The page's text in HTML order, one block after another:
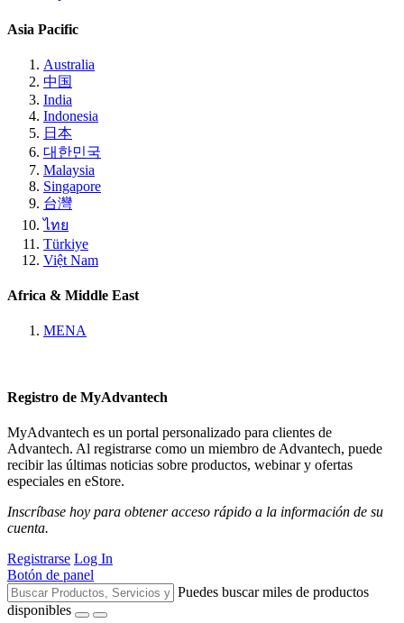
Asia Pacific
Australia
中国
India
Indonesia
日本
대한민국
Malaysia
Singapore
台灣
ไทย
Türkiye
Việt Nam
Africa & Middle East
MENA
Registro de MyAdvantech
MyAdvantech es un portal personalizado para clientes de
Advantech. Al registrarse como un miembro de Advantech, puede
recibir las últimas noticias sobre productos, webinar y ofertas
especiales en eStore.
Inscríbase hoy para obtener acceso rápido a la información de su
cuenta.
Registrarse Log In
Botón de panel
Puedes buscar miles de productos
disponibles